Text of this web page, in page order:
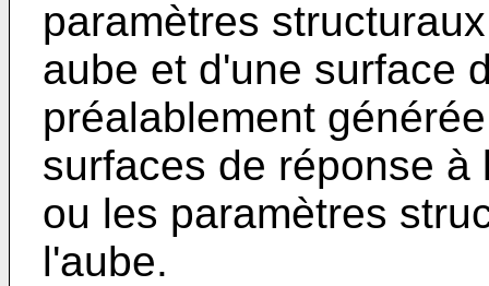
paramètres
aube et d'une surface
préalablement
surfaces de réponse
ou les paramètres
l'aube.